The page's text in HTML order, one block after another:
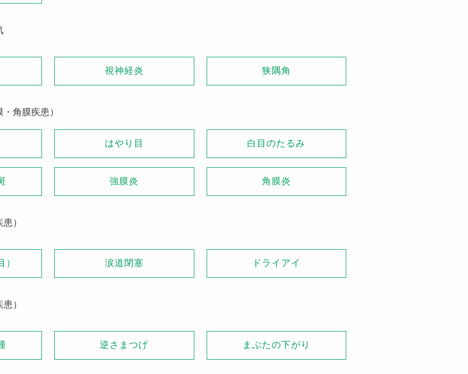
視神経炎 狭隅角
角膜疾患）
はやり目 白目のたるみ
強膜炎 角膜炎
）
涙道閉塞 ドライアイ
）
逆さまつげ まぶたの下がり